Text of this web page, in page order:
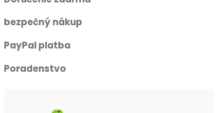
bezpečný nákup
PayPal platba
Poradenstvo